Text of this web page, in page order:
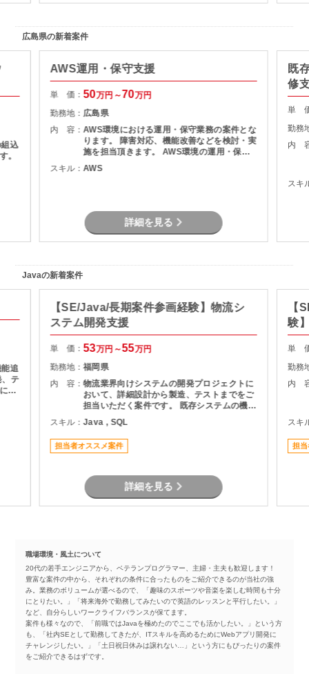
広島県の新着案件
込
。
AWS運用・保守支援
単 価：50万円～70万円
勤務地： 広島県
内 容：AWS環境における運用・保守業務の案件とな
ります。 障害対応、機能改善などを検討・実
施を担当頂きます。 AWS環境の運用・保守
障害調査 マニュアル作成
スキル：AWS
詳細を見る
既
修
単
勤務
内
スキ
Javaの新着案件
追
、テ
し
【SE/Java/長期案件参画経験】物流シ
ステム開発支援
単 価：53万円～55万円
勤務地：福岡県
内 容：物流業界向けシステムの開発プロジェクトに
おいて、詳細設計から製造、テストまでをご
担当いただく案件です。 既存システムの機能
追加や改修を中心に対応いただき、長期的に
プロジェクトへ参画できる環境となっていま
す。 物流システムの経験がなくても、Java
による業務系開発経験を活かして参画可能で
スキル：Java , SQL
担当者オススメ案件
詳細を見る
【
験
援
単
勤務
内
スキ
担当
職場環境・風土について
20代の若手エンジニアから、ベテランプログラマー、主婦・主夫も歓迎します！
豊富な案件の中から、それぞれの条件に合ったものをご紹介できるのが当社の強
み。業務のボリュームが選べるので、「趣味のスポーツや音楽を楽しむ時間も十分
にとりたい。」「将来海外で勤務してみたいので英語のレッスンと平行したい。」
など、自分らしいワークライフバランスが保てます。
案件も様々なので、「前職ではJavaを極めたのでここでも活かしたい。」という方
も、「社内SEとして勤務してきたが、ITスキルを高めるためにWebアプリ開発に
チャレンジしたい。」「土日祝日休みは譲れない…」という方にもぴったりの案件
をご紹介できるはずです。